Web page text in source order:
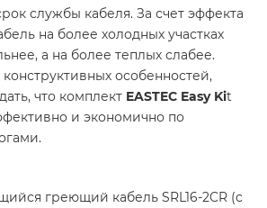
службы кабеля. За счет эффекта
на более холодных участках
а на более теплых слабее.
особенностей,
что комплект EASTEC Easy Kit
и экономично по
греющий кабель SRL16-2CR (c